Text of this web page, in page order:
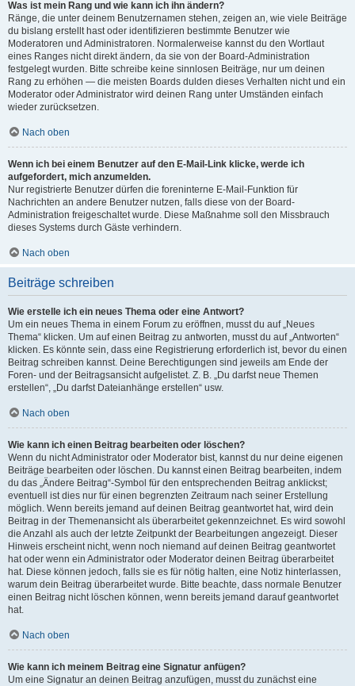
Was ist mein Rang und wie kann ich ihn ändern?
Ränge, die unter deinem Benutzernamen stehen, zeigen an, wie viele Beiträge
du bislang erstellt hast oder identifizieren bestimmte Benutzer wie
Moderatoren und Administratoren. Normalerweise kannst du den Wortlaut
eines Ranges nicht direkt ändern, da sie von der Board-Administration
festgelegt wurden. Bitte schreibe keine sinnlosen Beiträge, nur um deinen
Rang zu erhöhen — die meisten Boards dulden dieses Verhalten nicht und ein
Moderator oder Administrator wird deinen Rang unter Umständen einfach
wieder zurücksetzen.
Nach oben
Wenn ich bei einem Benutzer auf den E-Mail-Link klicke, werde ich
aufgefordert, mich anzumelden.
Nur registrierte Benutzer dürfen die foreninterne E-Mail-Funktion für
Nachrichten an andere Benutzer nutzen, falls diese von der Board-
Administration freigeschaltet wurde. Diese Maßnahme soll den Missbrauch
dieses Systems durch Gäste verhindern.
Nach oben
Beiträge schreiben
Wie erstelle ich ein neues Thema oder eine Antwort?
Um ein neues Thema in einem Forum zu eröffnen, musst du auf „Neues
Thema“ klicken. Um auf einen Beitrag zu antworten, musst du auf „Antworten“
klicken. Es könnte sein, dass eine Registrierung erforderlich ist, bevor du einen
Beitrag schreiben kannst. Deine Berechtigungen sind jeweils am Ende der
Foren- und der Beitragsansicht aufgelistet. Z. B. „Du darfst neue Themen
erstellen“, „Du darfst Dateianhänge erstellen“ usw.
Nach oben
Wie kann ich einen Beitrag bearbeiten oder löschen?
Wenn du nicht Administrator oder Moderator bist, kannst du nur deine eigenen
Beiträge bearbeiten oder löschen. Du kannst einen Beitrag bearbeiten, indem
du das „Ändere Beitrag“-Symbol für den entsprechenden Beitrag anklickst;
eventuell ist dies nur für einen begrenzten Zeitraum nach seiner Erstellung
möglich. Wenn bereits jemand auf deinen Beitrag geantwortet hat, wird dein
Beitrag in der Themenansicht als überarbeitet gekennzeichnet. Es wird sowohl
die Anzahl als auch der letzte Zeitpunkt der Bearbeitungen angezeigt. Dieser
Hinweis erscheint nicht, wenn noch niemand auf deinen Beitrag geantwortet
hat oder wenn ein Administrator oder Moderator deinen Beitrag überarbeitet
hat. Diese können jedoch, falls sie es für nötig halten, eine Notiz hinterlassen,
warum dein Beitrag überarbeitet wurde. Bitte beachte, dass normale Benutzer
einen Beitrag nicht löschen können, wenn bereits jemand darauf geantwortet
hat.
Nach oben
Wie kann ich meinem Beitrag eine Signatur anfügen?
Um eine Signatur an deinen Beitrag anzufügen, musst du zunächst eine